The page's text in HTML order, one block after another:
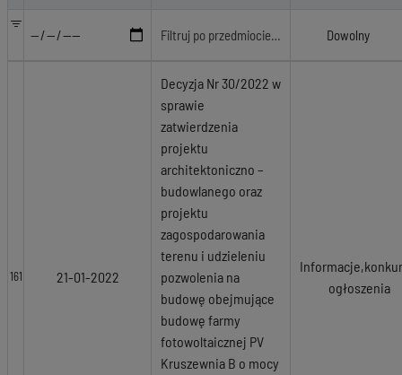
161 21-01-2022
Decyzja Nr 30/2022 w
sprawie
zatwierdzenia
projektu
architektoniczno –
budowlanego oraz
projektu
zagospodarowania
terenu i udzieleniu
pozwolenia na
budowę obejmujące
budowę farmy
fotowoltaicznej PV
Kruszewnia B o mocy
ogłoszenia